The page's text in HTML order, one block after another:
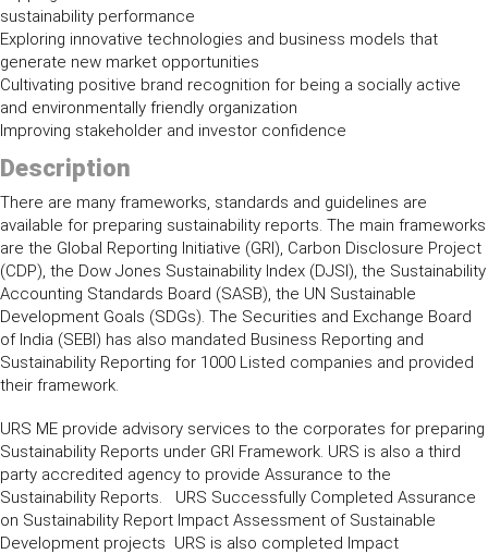
sustainability performance
Exploring innovative technologies and business models that
generate new market opportunities
Cultivating positive brand recognition for being a socially active
and environmentally friendly organization
Improving stakeholder and investor confidence
Description
There are many frameworks, standards and guidelines are
available for preparing sustainability reports. The main frameworks
are the Global Reporting Initiative (GRI), Carbon Disclosure Project
(CDP), the Dow Jones Sustainability Index (DJSI), the Sustainability
Accounting Standards Board (SASB), the UN Sustainable
Development Goals (SDGs). The Securities and Exchange Board
of India (SEBI) has also mandated Business Reporting and
Sustainability Reporting for 1000 Listed companies and provided
their framework.
URS ME provide advisory services to the corporates for preparing
Sustainability Reports under GRI Framework. URS is also a third
party accredited agency to provide Assurance to the
Sustainability Reports. URS Successfully Completed Assurance
on Sustainability Report Impact Assessment of Sustainable
Development projects URS is also completed Impact